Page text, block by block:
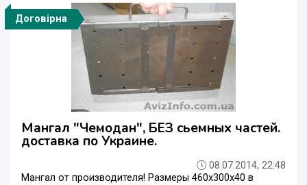
Договірна
Мангал "Чемодан", БЕЗ сьемных частей.
доставка по Украине.
08.07.2014, 22:48
Мангал от производителя! Размеры 460х300х40 в